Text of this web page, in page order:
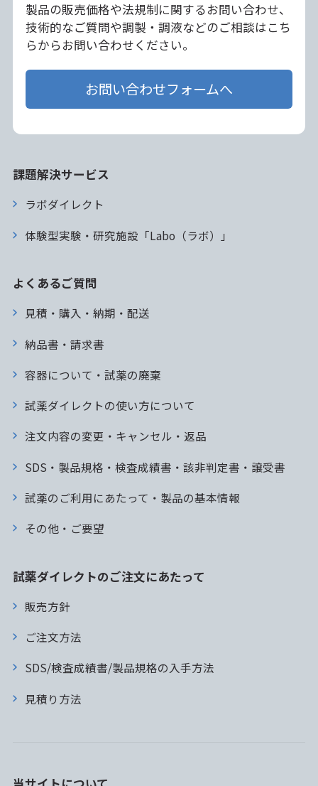
製品の販売価格や法規制に関するお問い合わせ、
技術的なご質問や調製・調液などのご相談はこち
らからお問い合わせください。
お問い合わせフォームへ
課題解決サービス
ラボダイレクト
体験型実験・研究施設「Labo（ラボ）」
よくあるご質問
見積・購入・納期・配送
納品書・請求書
容器について・試薬の廃棄
試薬ダイレクトの使い方について
注文内容の変更・キャンセル・返品
SDS・製品規格・検査成績書・該非判定書・譲受書
試薬のご利用にあたって・製品の基本情報
その他・ご要望
試薬ダイレクトのご注文にあたって
販売方針
ご注文方法
SDS/検査成績書/製品規格の入手方法
見積り方法